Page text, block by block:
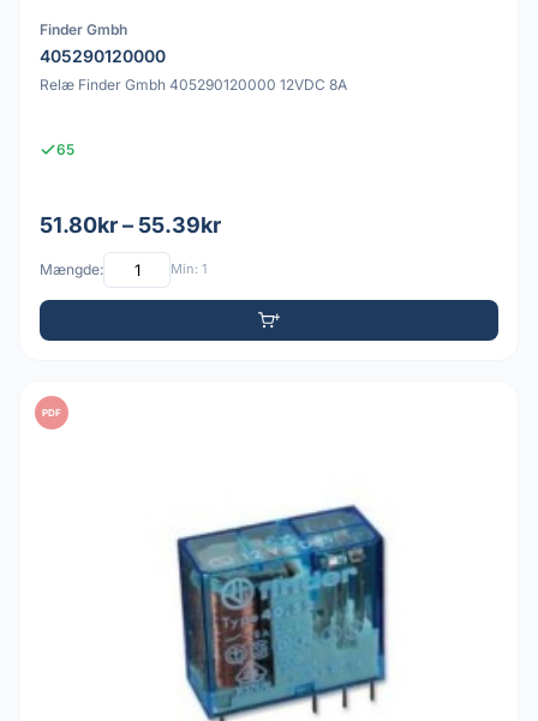
Finder Gmbh
405290120000
Relæ Finder Gmbh 405290120000 12VDC 8A
65
51.80kr – 55.39kr
Mængde: Min: 1
PDF